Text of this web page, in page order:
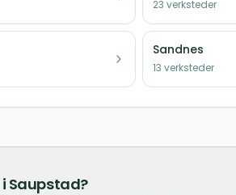
23 verksteder
Sandnes
13 verksteder
i Saupstad?